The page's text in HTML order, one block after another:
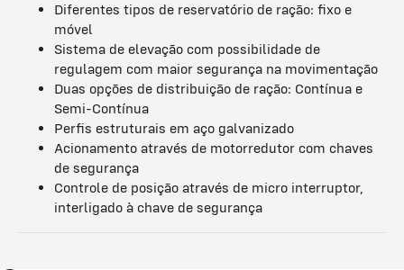
Diferentes tipos de reservatório de ração: fixo e
móvel
Sistema de elevação com possibilidade de
regulagem com maior segurança na movimentação
Duas opções de distribuição de ração: Contínua e
Semi-Contínua
Perfis estruturais em aço galvanizado
Acionamento através de motorredutor com chaves
de segurança
Controle de posição através de micro interruptor,
interligado à chave de segurança